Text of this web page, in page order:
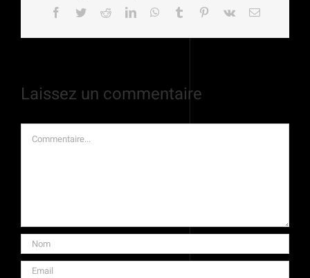
Facebook
TwitterRedditLinkedInWhatsApp
Tumblr Pinterest
Vk Email
Laissez un commentaire
Commentaire